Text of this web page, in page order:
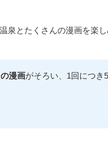
泉とたくさんの漫画を楽し
漫画がそろい、1回につき